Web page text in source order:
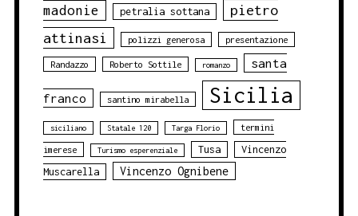
madonie
petralia sottana
pietro
attinasi
polizzi generosa presentazione
Randazzo Roberto Sottile romanzo santa
franco santino mirabella Sicilia
siciliano Statale 120 Targa Florio termini
imerese Turismo esperenziale Tusa
Vincenzo
Muscarella
Vincenzo Ognibene